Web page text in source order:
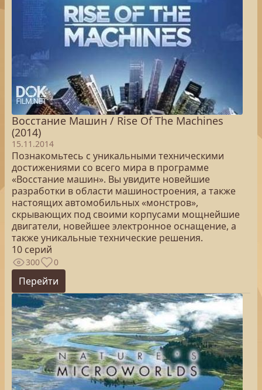
Восстание Машин / Rise Of The Machines
(2014)
15.11.2014
Познакомьтесь с уникальными техническими
достижениями со всего мира в программе
«Восстание машин». Вы увидите новейшие
разработки в области машиностроения, а также
настоящих автомобильных «монстров»,
скрывающих под своими корпусами мощнейшие
двигатели, новейшее электронное оснащение, а
также уникальные технические решения.
10 серий
300 0
Перейти